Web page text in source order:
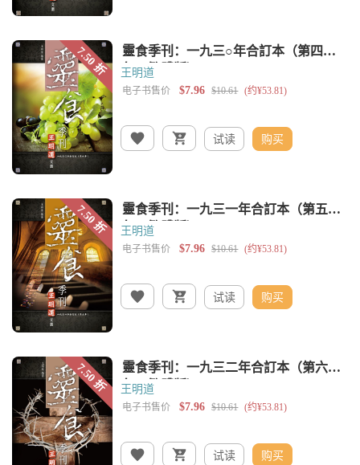
王明道
试读 购买
王明道
试读 购买
王明道
试读 购买